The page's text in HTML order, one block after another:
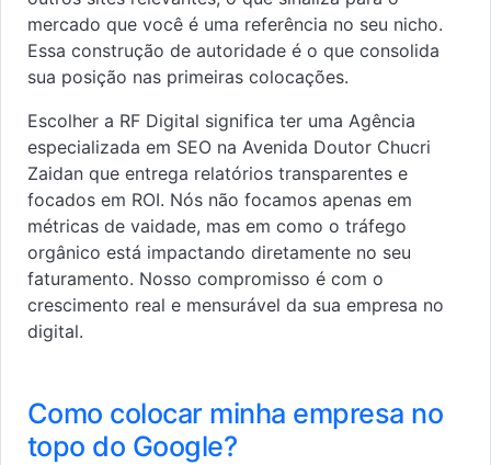
mercado que você é uma referência no seu nicho.
Essa construção de autoridade é o que consolida
sua posição nas primeiras colocações.
Escolher a RF Digital significa ter uma Agência
especializada em SEO na Avenida Doutor Chucri
Zaidan que entrega relatórios transparentes e
focados em ROI. Nós não focamos apenas em
métricas de vaidade, mas em como o tráfego
orgânico está impactando diretamente no seu
faturamento. Nosso compromisso é com o
crescimento real e mensurável da sua empresa no
digital.
Como colocar minha empresa no
topo do Google?